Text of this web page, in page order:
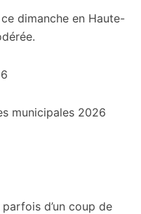
dimanche en Haute-
municipales 2026
d’un coup de